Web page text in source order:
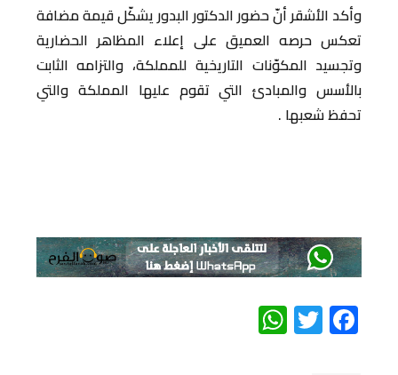
وأكد الأشقر أنّ حضور الدكتور البدور يشكّل قيمة مضافة
تعكس حرصه العميق على إعلاء المظاهر الحضارية
وتجسيد المكوّنات التاريخية للمملكة، والتزامه الثابت
بالأسس والمبادئ التي تقوم عليها المملكة والتي
تحفظ شعبها .
Facebook
Twitter
WhatsApp